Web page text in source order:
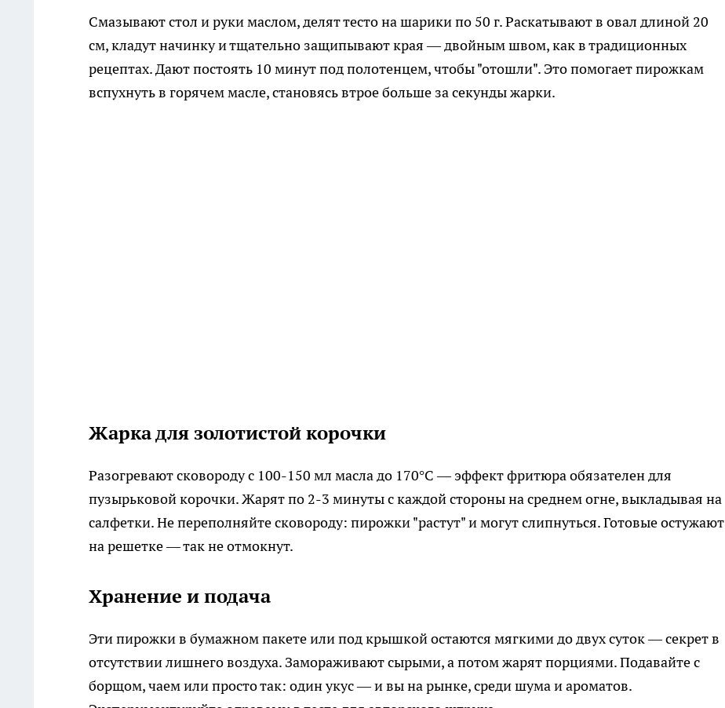
Смазывают стол и руки маслом, делят тесто на шарики по 50 г. Раскатывают в овал длиной 20
см, кладут начинку и тщательно защипывают края — двойным швом, как в традиционных
рецептах. Дают постоять 10 минут под полотенцем, чтобы "отошли". Это помогает пирожкам
вспухнуть в горячем масле, становясь втрое больше за секунды жарки.
Жарка для золотистой корочки
Разогревают сковороду с 100-150 мл масла до 170°C — эффект фритюра обязателен для
пузырьковой корочки. Жарят по 2-3 минуты с каждой стороны на среднем огне, выкладывая на
салфетки. Не переполняйте сковороду: пирожки "растут" и могут слипнуться. Готовые остужают
на решетке — так не отмокнут.
Хранение и подача
Эти пирожки в бумажном пакете или под крышкой остаются мягкими до двух суток — секрет в
отсутствии лишнего воздуха. Замораживают сырыми, а потом жарят порциями. Подавайте с
борщом, чаем или просто так: один укус — и вы на рынке, среди шума и ароматов.